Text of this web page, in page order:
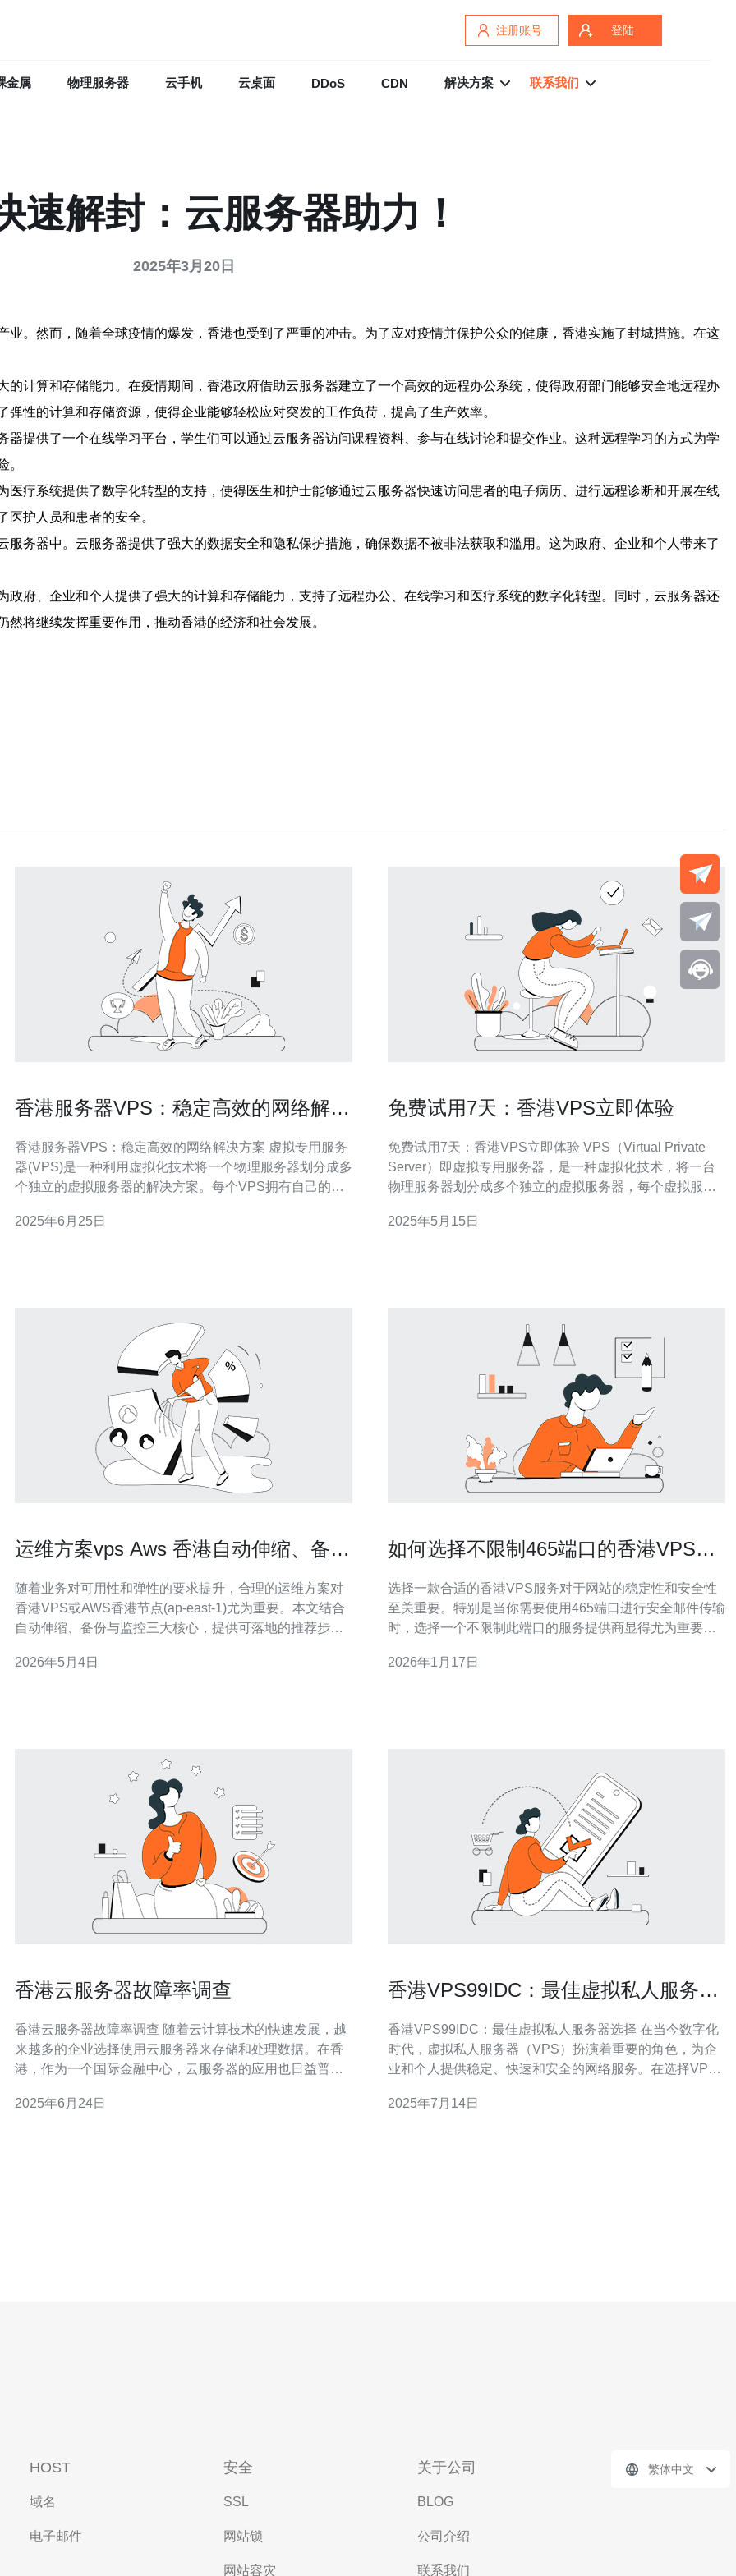
注册账号 登陆
金属 物理服务器 云手机 云桌面 DDoS CDN 解决方案 联系我们
速解封：云服务器助力！
2025年3月20日
。然而，随着全球疫情的爆发，香港也受到了严重的冲击。为了应对疫情并保护公众的健康，香港实施了封城措施。在这
计算和存储能力。在疫情期间，香港政府借助云服务器建立了一个高效的远程办公系统，使得政府部门能够安全地远程办
性的计算和存储资源，使得企业能够轻松应对突发的工作负荷，提高了生产效率。
提供了一个在线学习平台，学生们可以通过云服务器访问课程资料、参与在线讨论和提交作业。这种远程学习的方式为学
。
疗系统提供了数字化转型的支持，使得医生和护士能够通过云服务器快速访问患者的电子病历、进行远程诊断和开展在线
护人员和患者的安全。
务器中。云服务器提供了强大的数据安全和隐私保护措施，确保数据不被非法获取和滥用。这为政府、企业和个人带来了
府、企业和个人提供了强大的计算和存储能力，支持了远程办公、在线学习和医疗系统的数字化转型。同时，云服务器还
将继续发挥重要作用，推动香港的经济和社会发展。
香港服务器VPS：稳定高效的网络解决
香港服务器VPS：稳定高效的网络解决方案 虚拟专用服务
器(VPS)是一种利用虚拟化技术将一个物理服务器划分成多
个独立的虚拟服务器的解决方案。每个VPS拥有自己的操
服务器。 香港作为亚洲主要的商业和金融中心，拥有稳定
2025年6月25日
免费试用7天：香港VPS立即体验
免费试用7天：香港VPS立即体验 VPS（Virtual Private
Server）即虚拟专用服务器，是一种虚拟化技术，将一台
物理服务器划分成多个独立的虚拟服务器，每个虚拟服务
能、安全性和自由度，是许多网站和应用程序的首选。
2025年5月15日
运维方案vps Aws 香港自动伸缩、备份
随着业务对可用性和弹性的要求提升，合理的运维方案对
香港VPS或AWS香港节点(ap-east-1)尤为重要。本文结合
自动伸缩、备份与监控三大核心，提供可落地的推荐步骤
步：架构设计与选型。建议将前端流量放在负载均衡器
2026年5月4日
如何选择不限制465端口的香港VPS服
选择一款合适的香港VPS服务对于网站的稳定性和安全性
至关重要。特别是当你需要使用465端口进行安全邮件传输
时，选择一个不限制此端口的服务提供商显得尤为重要。
持，还确保465端口的畅通无阻，从而满足用户的多种需
2026年1月17日
香港云服务器故障率调查
香港云服务器故障率调查 随着云计算技术的快速发展，越
来越多的企业选择使用云服务器来存储和处理数据。在香
港，作为一个国际金融中心，云服务器的应用也日益普
影响到企业的运营和数据安全。 本次调查旨在了解香港地
2025年6月24日
香港VPS99IDC：最佳虚拟私人服务器
香港VPS99IDC：最佳虚拟私人服务器选择 在当今数字化
时代，虚拟私人服务器（VPS）扮演着重要的角色，为企
业和个人提供稳定、快速和安全的网络服务。在选择VPS
香港地区。 VPS99IDC是一家专业的VPS提供商，在香港
2025年7月14日
HOST
域名
电子邮件
安全
SSL
网站锁
网站容灾
关于公司
BLOG
公司介绍
联系我们
繁体中文